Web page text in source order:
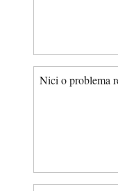
Nici o problema